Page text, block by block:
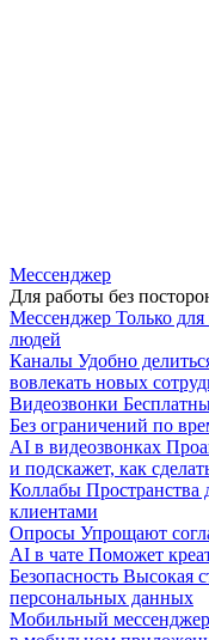
Мессенджер
Для работы без
Мессенджер Только
людей
Каналы Удобно
вовлекать новых
Видеозвонки
Без ограничений по
AI в видеозвонках
и подскажет, как
Коллабы
клиентами
Опросы Упрощают
AI в чате Поможет
Безопасность Высокая
персональных данных
Мобильный мессенджер